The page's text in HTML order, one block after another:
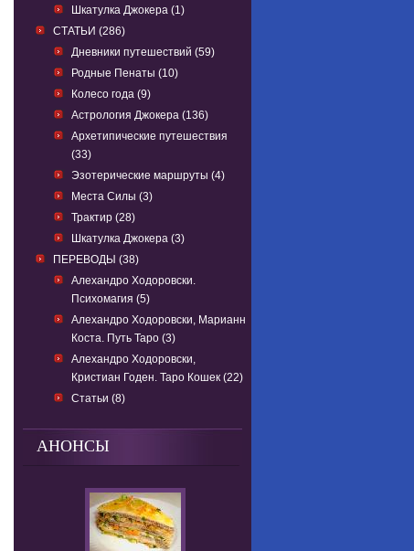
Шкатулка Джокера (1)
СТАТЬИ (286)
Дневники путешествий (59)
Родные Пенаты (10)
Колесо года (9)
Астрология Джокера (136)
Архетипические путешествия
(33)
Эзотерические маршруты (4)
Места Силы (3)
Трактир (28)
Шкатулка Джокера (3)
ПЕРЕВОДЫ (38)
Алехандро Ходоровски.
Психомагия (5)
Алехандро Ходоровски, Марианн
Коста. Путь Таро (3)
Алехандро Ходоровски,
Кристиан Годен. Таро Кошек (22)
Статьи (8)
АНОНСЫ